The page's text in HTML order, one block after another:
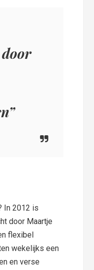
In 2012 is
door Maartje
flexibel
wekelijks een
en verse